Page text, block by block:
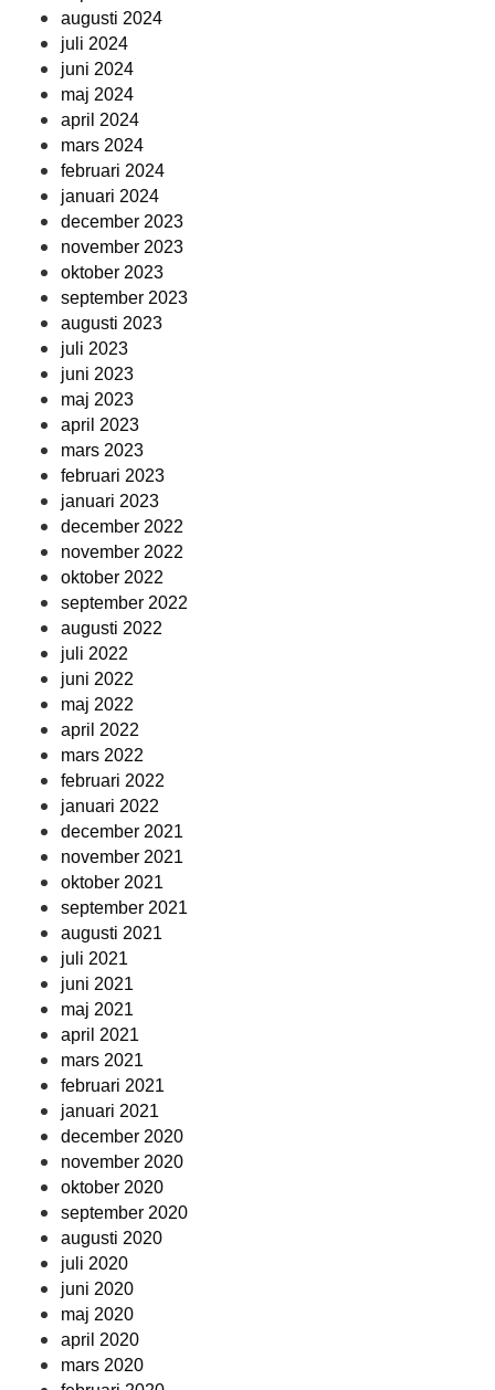
augusti 2024
juli 2024
juni 2024
maj 2024
april 2024
mars 2024
februari 2024
januari 2024
december 2023
november 2023
oktober 2023
september 2023
augusti 2023
juli 2023
juni 2023
maj 2023
april 2023
mars 2023
februari 2023
januari 2023
december 2022
november 2022
oktober 2022
september 2022
augusti 2022
juli 2022
juni 2022
maj 2022
april 2022
mars 2022
februari 2022
januari 2022
december 2021
november 2021
oktober 2021
september 2021
augusti 2021
juli 2021
juni 2021
maj 2021
april 2021
mars 2021
februari 2021
januari 2021
december 2020
november 2020
oktober 2020
september 2020
augusti 2020
juli 2020
juni 2020
maj 2020
april 2020
mars 2020